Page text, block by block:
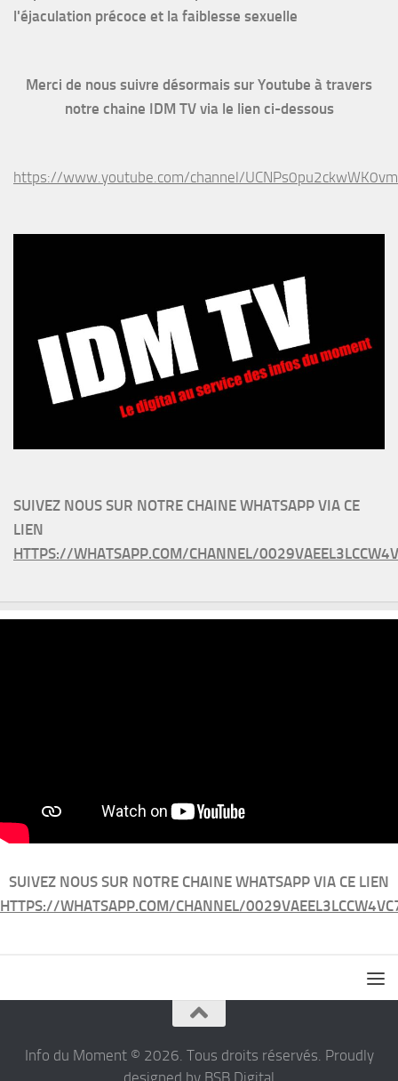
l'éjaculation précoce et la faiblesse sexuelle
Merci de nous suivre désormais sur Youtube à travers
notre chaine IDM TV via le lien ci-dessous
https://www.youtube.com/channel/
SUIVEZ NOUS SUR NOTRE CHAINE WHATSAPP VIA CE
LIEN
HTTPS://WHATSAPP.COM/CHANNEL/
SUIVEZ NOUS SUR NOTRE CHAINE WHATSAPP VIA CE LIEN
HTTPS://WHATSAPP.COM/CHANNEL/
Info du Moment © 2026. Tous droits réservés. Proudly